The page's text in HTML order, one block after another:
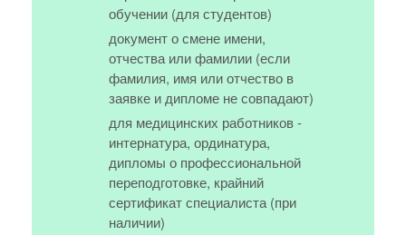
обучении (для студентов)
документ о смене имени,
отчества или фамилии (если
фамилия, имя или отчество в
заявке и дипломе не совпадают)
для медицинских работников -
интернатура, ординатура,
дипломы о профессиональной
переподготовке, крайний
сертификат специалиста (при
наличии)